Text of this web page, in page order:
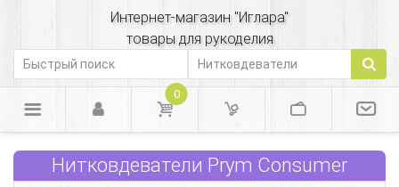
Интернет-магазин "Иглара"
товары для рукоделия
0
Нитковдеватели Prym Consumer